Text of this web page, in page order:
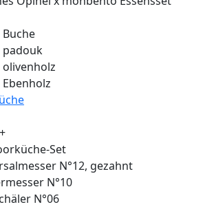
Buche
padouk
olivenholz
Ebenholz
Set
N°12, gezahnt
N°10
N°06